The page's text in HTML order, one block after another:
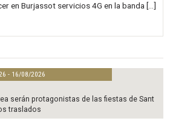
en Burjassot servicios 4G en la banda […]
- 16/08/2026
serán protagonistas de las fiestas de Sant
traslados